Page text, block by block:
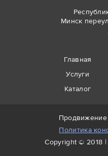
Минск
Главная
Услуги
Каталог
Продвижение
Политика
Copyright © 2018